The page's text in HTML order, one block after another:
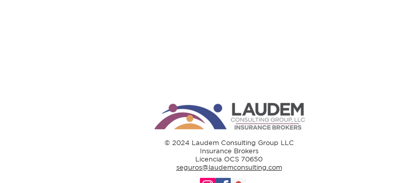
© 2024 Laudem Consulting Group LLC
Insurance Brokers
Licencia OCS 70650
seguros@laudemconsulting.com